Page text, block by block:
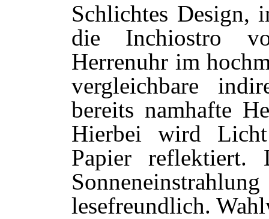
Schlichtes Design,
die Inchiostro
Herrenuhr im
vergleichbare
bereits namhafte
Hierbei wird
Papier reflektiert.
lesefreundlich.